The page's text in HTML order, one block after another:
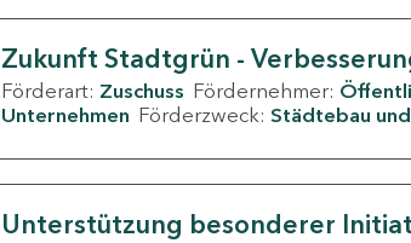
Zukunft Stadtgrün -
Förderart: Zuschuss Fördernehmer:
Unternehmen Förderzweck: Städtebau
Unterstützung besonderer